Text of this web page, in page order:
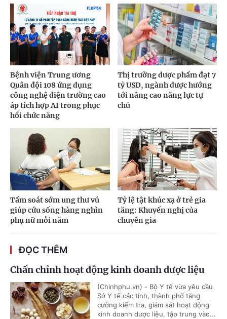
Bệnh viện Trung ương
Quân đội 108 ứng dụng
công nghệ điện trường cao
áp tích hợp AI trong phục
hồi chức năng
Thị trường dược phẩm đạt 7
tỷ USD, ngành dược hướng
tới nâng cao năng lực tự
chủ
Tầm soát sớm ung thư vú
giúp cứu sống hàng nghìn
phụ nữ mỗi năm
Tỷ lệ tật khúc xạ ở trẻ gia
tăng: Khuyến nghị của
chuyên gia
ĐỌC THÊM
Chấn chỉnh hoạt động kinh doanh dược liệu
(Chinhphu.vn) - Bộ Y tế vừa yêu cầu
Sở Y tế các tỉnh, thành phố tăng
cường kiểm tra, giám sát hoạt động
kinh doanh dược liệu, tập trung vào...